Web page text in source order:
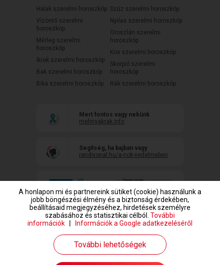
Halak szerelmi horoszkóp
Vízöntő szerelmi
horoszkóp
Mérleg szerelmi
horoszkóp
Ikrek szerelmi horoszkóp
Bak szerelmi horoszkóp
Bika szerelmi horoszkóp
Szűz szerelmi horoszkóp
Nyilas szerelmi horoszkóp
Oroszlán szerelmi
horoszkóp
Kos szerelmi horoszkóp
Skorpió szerelmi
horoszkóp
Rák szerelmi horoszkóp
Mert fontos vagy nekünk
mehnyakrak.info
Segítség, ha bajban vagy
randivonal.hu/a-nok-vedelmeben
www.randivonal.hu © Copyright 1999-2026 Dating Central Europe Zrt.
A honlapon mi és partnereink sütiket (cookie) használunk a
jobb böngészési élmény és a biztonság érdekében,
beállításaid megjegyzéséhez, hirdetések személyre
szabásához és statisztikai célból. További
információk
Információk a Google adatkezeléséről
További lehetőségek